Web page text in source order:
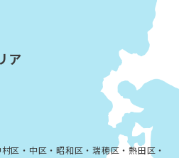
ア
区・中区・昭和区・瑞穂区・熱田区・